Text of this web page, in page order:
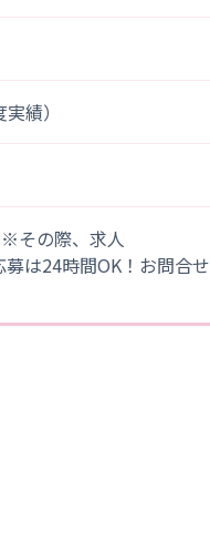
績）
その際、求人
は24時間OK！お問合せ